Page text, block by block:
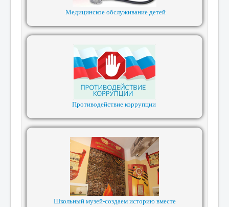
Медицинское обслуживание детей
Противодействие коррупции
Школьный музей-создаем историю вместе